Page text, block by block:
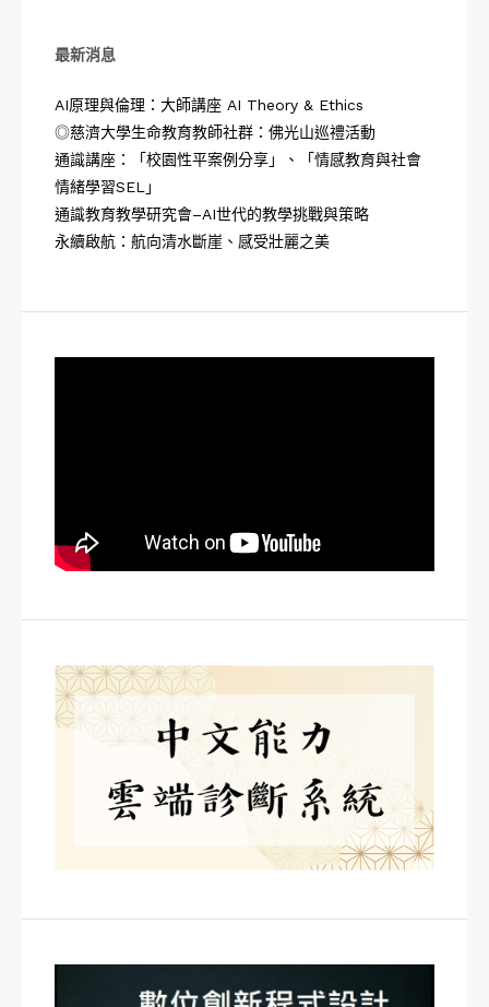
最新消息
AI原理與倫理：大師講座 AI Theory & Ethics
◎慈濟大學生命教育教師社群：佛光山巡禮活動
通識講座：「校園性平案例分享」、「情感教育與社會
情緒學習SEL」
通識教育教學研究會–AI世代的教學挑戰與策略
永續啟航：航向清水斷崖、感受壯麗之美